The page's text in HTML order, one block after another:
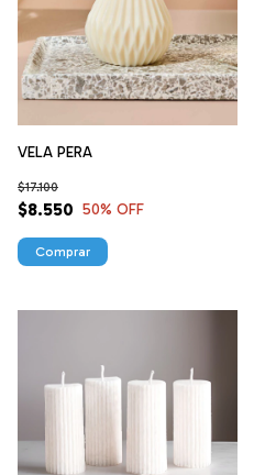
VELA PERA
$8.550
$17.100
50% OFF